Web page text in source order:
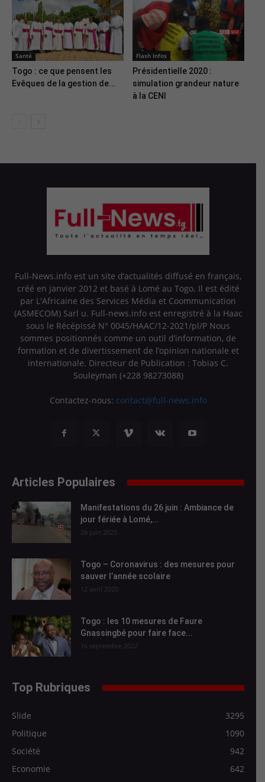
Santé
Togo : ce que pensent les
Evêques de la gestion de...
Flash Infos
Présidentielle 2020 :
simulation grandeur nature
à la CENI
Full-News.info est un site d’actualités diffusé en français,
créé en janvier 2012 et basé à Lomé au Togo. Il est édité
par L'Africaine des Services Média et Coommunication
(ASMECOM) Sarl u. Full-news.info est enregistré à la Haac
sous le Récépissé N° 0045/HAAC/12-2021/pl/P Nous
sommes positionnés comme un outil d’information, de
formation et de divertissement de l’opinion nationale et
internationale. Directeur de Publication : Tobias C.
Souleyman (+228 98273088)
Contactez-nous: contact@full-news.info
Articles Populaires
Manifestations du 26 juin : Ambiance de
jour fériée à Lomé,...
26 juin 2025
Togo – Coronavirus : des mesures pour
sauver l’année scolaire
12 avril 2020
Togo : les 10 mesures de Faure
Gnassingbé pour faire face...
16 septembre 2022
Top Rubriques
Slide
3295
Politique
1090
Société
942
Economie
642